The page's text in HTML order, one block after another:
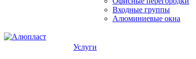
Входные группы
Алюминиевые окна
Услуги